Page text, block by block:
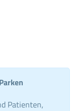
Patienten,